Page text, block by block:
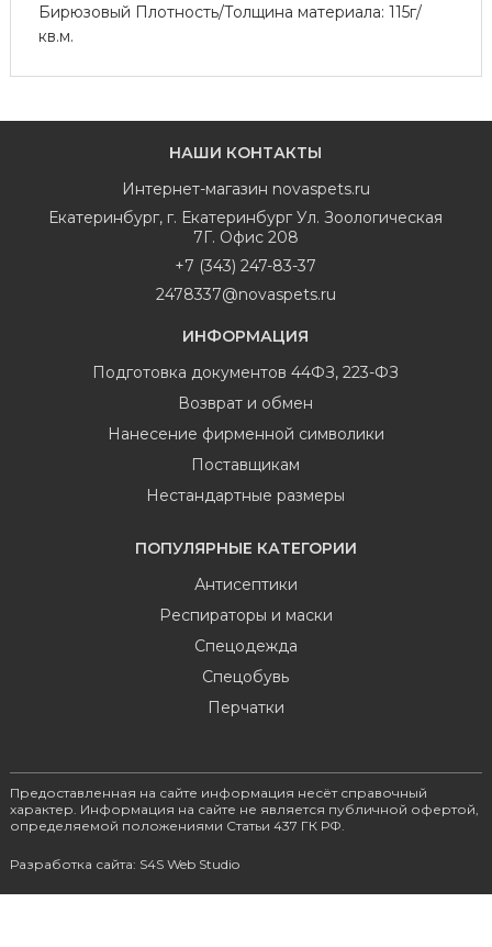
Бирюзовый Плотность/Толщина материала: 115г/
кв.м.
НАШИ КОНТАКТЫ
Интернет-магазин novaspets.ru
Екатеринбург, г. Екатеринбург Ул. Зоологическая
7Г. Офис 208
+7 (343) 247-83-37
2478337@novaspets.ru
ИНФОРМАЦИЯ
Подготовка документов 44ФЗ, 223-ФЗ
Возврат и обмен
Нанесение фирменной символики
Поставщикам
Нестандартные размеры
ПОПУЛЯРНЫЕ КАТЕГОРИИ
Антисептики
Респираторы и маски
Спецодежда
Спецобувь
Перчатки
Предоставленная на сайте информация несёт справочный
характер. Информация на сайте не является публичной офертой,
определяемой положениями Статьи 437 ГК РФ.
Разработка сайта: S4S Web Studio